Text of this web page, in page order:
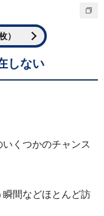
）
しない
くつかのチャンス
間などほとんど訪